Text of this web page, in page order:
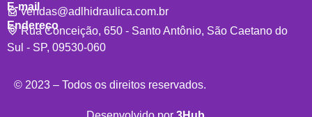
E-mail
vendas@adlhidraulica.com.br
Endereço
Rua Conceição, 650 - Santo Antônio, São Caetano do
Sul - SP, 09530-060
© 2023 – Todos os direitos reservados.